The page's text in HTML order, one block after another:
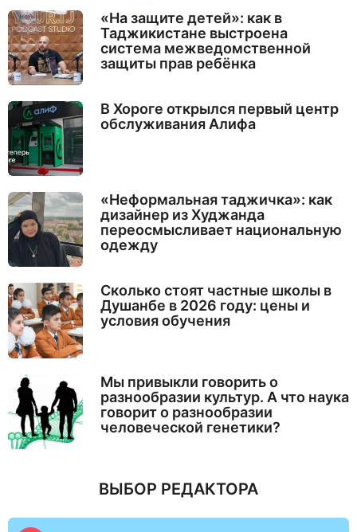
«На защите детей»: как в
Таджикистане выстроена
система межведомственной
защиты прав ребёнка
В Хороге открылся первый центр
обслуживания Алифа
«Неформальная таджичка»: как
дизайнер из Худжанда
переосмысливает национальную
одежду
Сколько стоят частные школы в
Душанбе в 2026 году: цены и
условия обучения
Мы привыкли говорить о
разнообразии культур. А что наука
говорит о разнообразии
человеческой генетики?
ВЫБОР РЕДАКТОРА